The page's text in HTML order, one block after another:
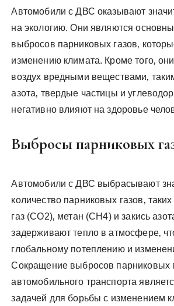
Автомобили с ДВС оказывают
на экологию. Они являются
выбросов парниковых газов‚
изменению климата. Кроме того‚
воздух вредными веществами‚
азота‚ твердые частицы и
негативно влияют на здоровье
Выбросы парниковых
Автомобили с ДВС выбрасывают
количество парниковых газов‚
газ (CO2)‚ метан (CH4) и закись
задерживают тепло в атмосфере‚
глобальному потеплению и
Сокращение выбросов парниковых
автомобильного транспорта
задачей для борьбы с изменением